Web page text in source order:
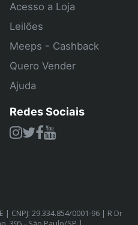
Acesso a Loja
Leilões
Meeps - Cashback
Quero Vender
Ajuda
Redes Sociais
| CNPJ: 29.334.854/0001-96 | R Dr